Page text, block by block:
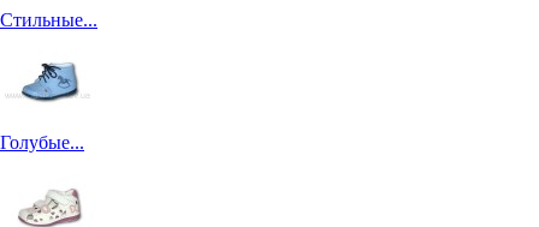
Стильные...
Голубые...